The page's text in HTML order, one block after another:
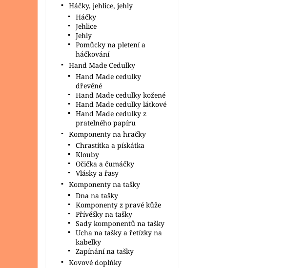
Háčky, jehlice, jehly
Háčky
Jehlice
Jehly
Pomůcky na pletení a
háčkování
Hand Made Cedulky
Hand Made cedulky
dřevěné
Hand Made cedulky kožené
Hand Made cedulky látkové
Hand Made cedulky z
pratelného papíru
Komponenty na hračky
Chrastítka a pískátka
Klouby
Očička a čumáčky
Vlásky a řasy
Komponenty na tašky
Dna na tašky
Komponenty z pravé kůže
Přívěšky na tašky
Sady komponentů na tašky
Ucha na tašky a řetízky na
kabelky
Zapínání na tašky
Kovové doplňky